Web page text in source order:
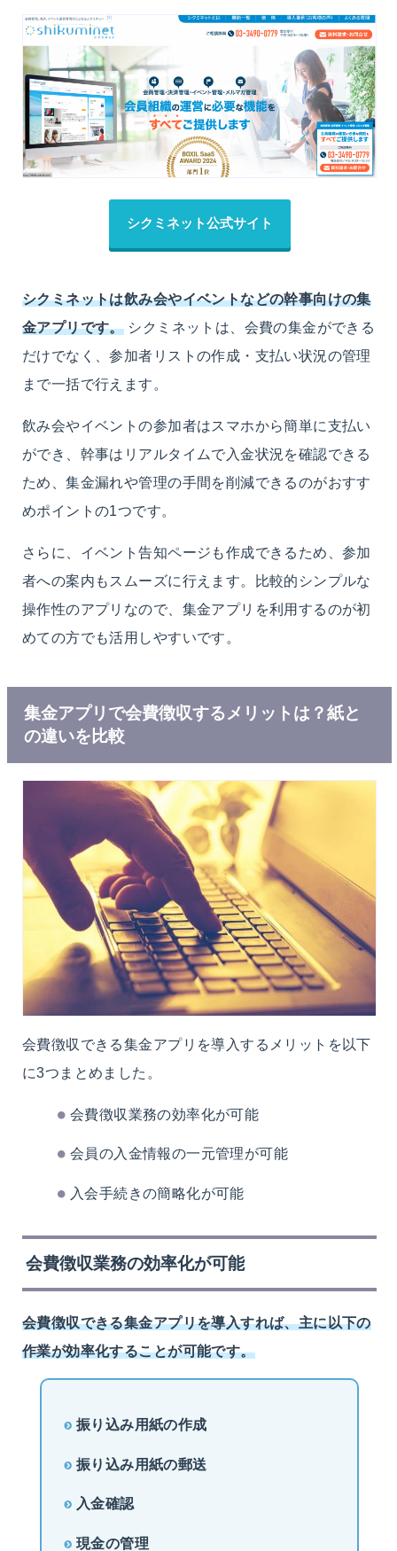
シクミネット公式サイト
シクミネットは飲み会やイベントなどの幹事向けの集
金アプリです。 シクミネットは、会費の集金ができる
だけでなく、参加者リストの作成・支払い状況の管理
まで一括で行えます。
飲み会やイベントの参加者はスマホから簡単に支払い
ができ、幹事はリアルタイムで入金状況を確認できる
ため、集金漏れや管理の手間を削減できるのがおすす
めポイントの1つです。
さらに、イベント告知ページも作成できるため、参加
者への案内もスムーズに行えます。比較的シンプルな
操作性のアプリなので、集金アプリを利用するのが初
めての方でも活用しやすいです。
集金アプリで会費徴収するメリットは？紙と
の違いを比較
会費徴収できる集金アプリを導入するメリットを以下
に3つまとめました。
会費徴収業務の効率化が可能
会員の入金情報の一元管理が可能
入会手続きの簡略化が可能
会費徴収業務の効率化が可能
会費徴収できる集金アプリを導入すれば、主に以下の
作業が効率化することが可能です。
振り込み用紙の作成
振り込み用紙の郵送
入金確認
現金の管理